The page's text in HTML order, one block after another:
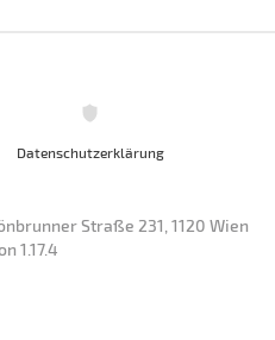
Datenschutzerklärung
Straße 231, 1120 Wien
1.17.4